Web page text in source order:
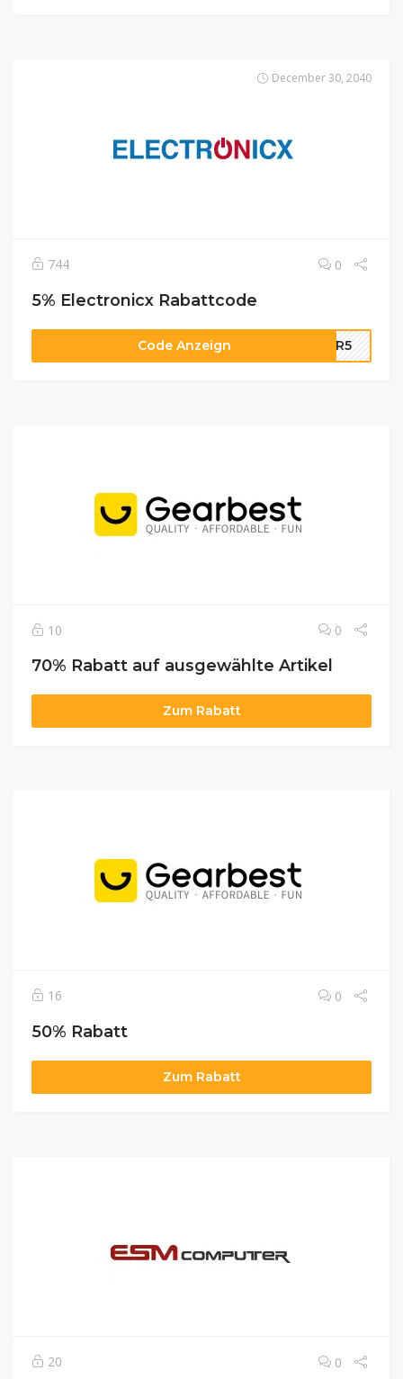
December 30, 2040
744 0
5% Electronicx Rabattcode
Code Anzeign TOR5
10 0
70% Rabatt auf ausgewählte Artikel
Zum Rabatt
16 0
50% Rabatt
Zum Rabatt
20 0